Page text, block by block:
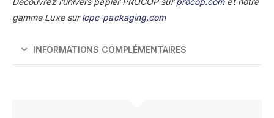
gamme Luxe surlcpc-packaging.com
INFORMATIONS COMPLÉMENTAIRES